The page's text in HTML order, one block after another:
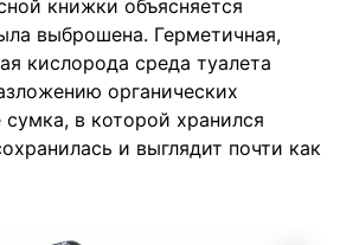
книжки объясняется
выброшена. Герметичная,
кислорода среда туалета
органических
в которой хранился
и выглядит почти как